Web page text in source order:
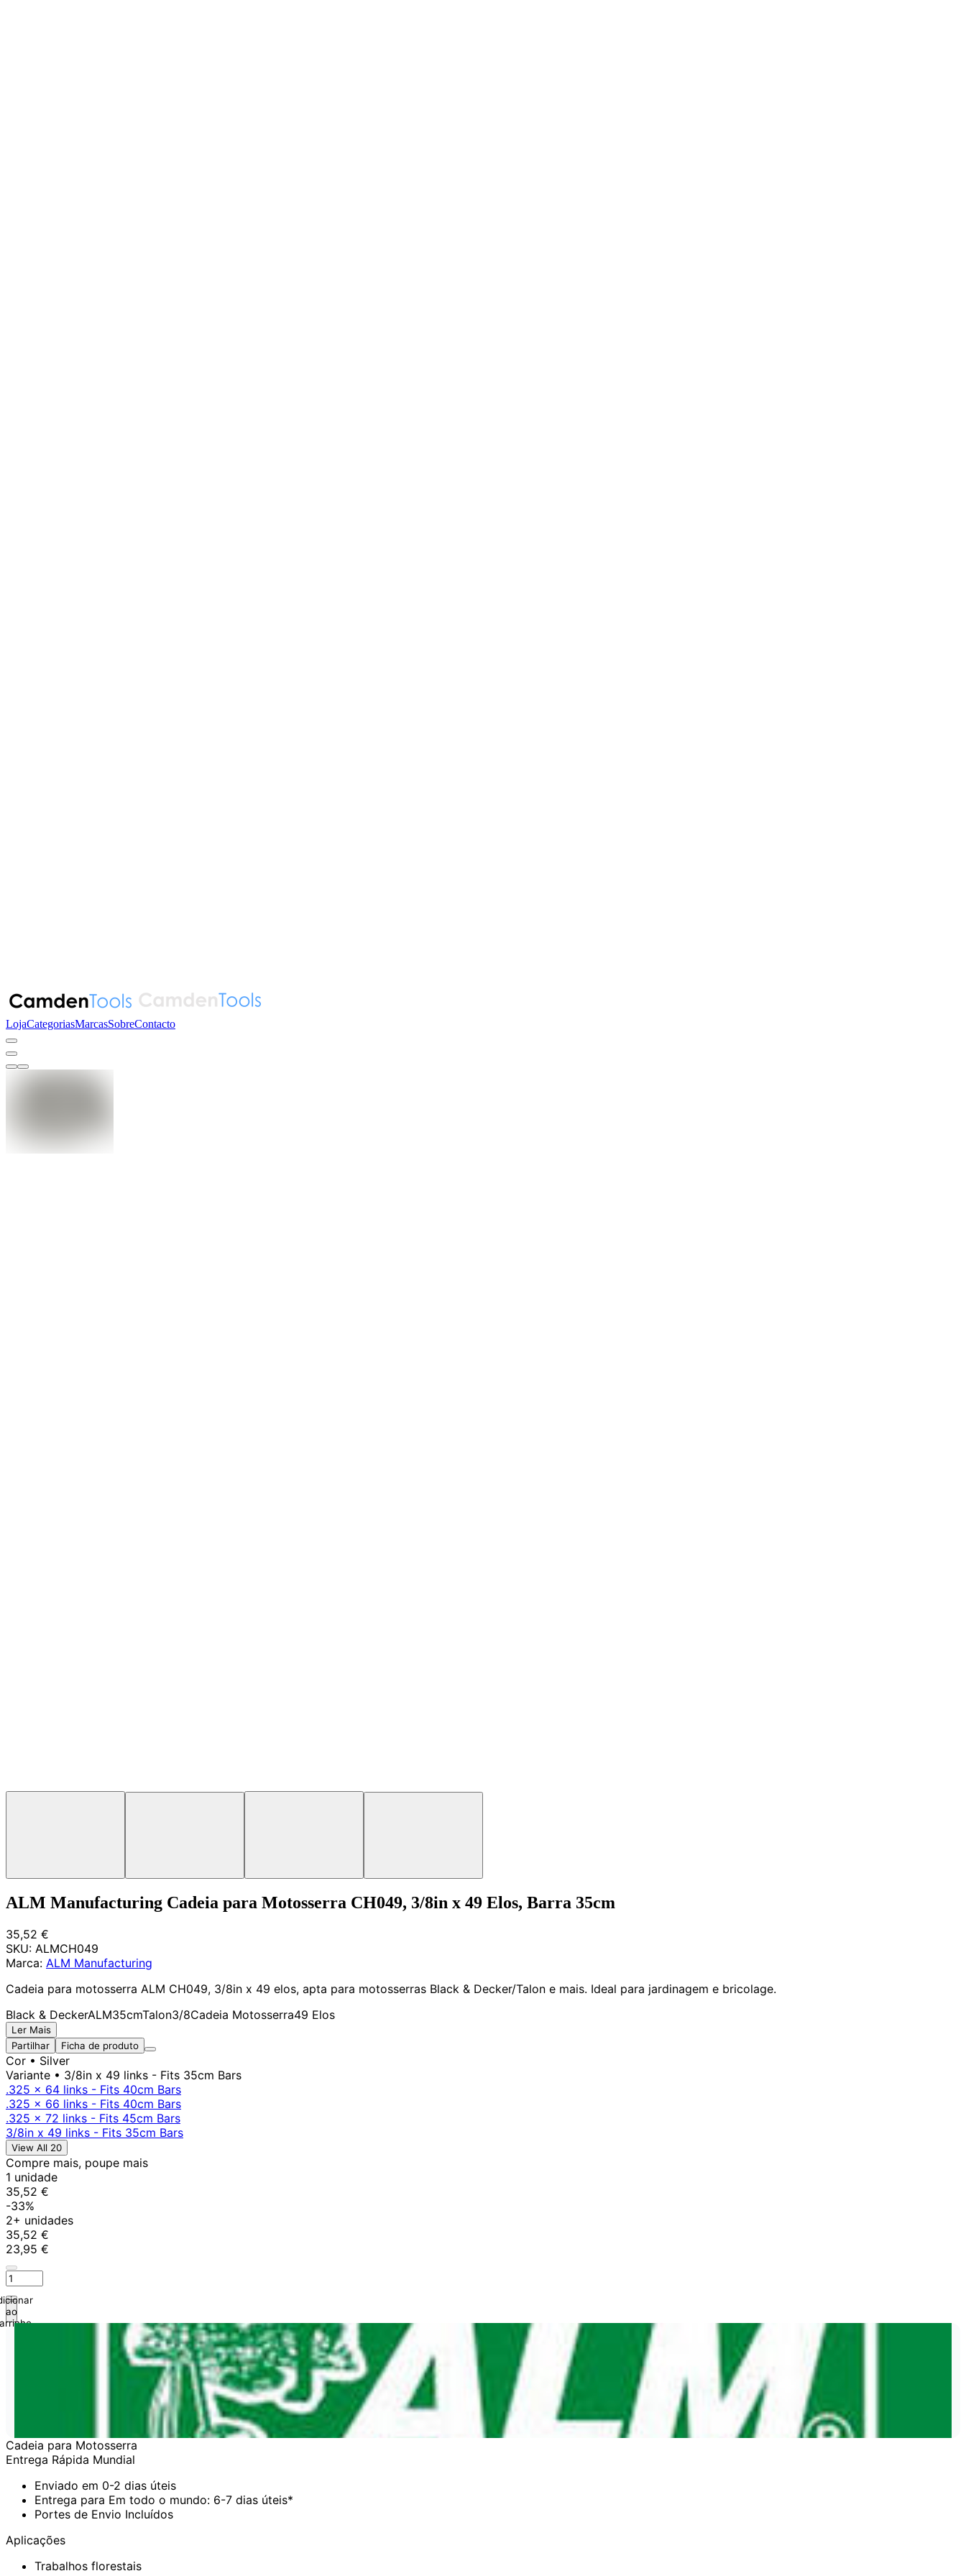
LojaCategoriasMarcasSobreContacto
ALM Manufacturing Cadeia para Motosserra CH049, 3/8in x 49 Elos, Barra 35cm
35,52 €
SKU: ALMCH049
Marca: ALM Manufacturing
Cadeia para motosserra ALM CH049, 3/8in x 49 elos, apta para motosserras Black & Decker/Talon e mais. Ideal para jardinagem e bricolage.
Black & DeckerALM35cmTalon3/8Cadeia Motosserra49 Elos
Ler Mais
Partilhar
Ficha de produto
Cor • Silver
Variante • 3/8in x 49 links - Fits 35cm Bars
.325 x 64 links - Fits 40cm Bars
.325 x 66 links - Fits 40cm Bars
.325 x 72 links - Fits 45cm Bars
3/8in x 49 links - Fits 35cm Bars
View All 20
Compre mais, poupe mais
1 unidade
35,52 €
-33%
2+ unidades
35,52 €
23,95 €
ao
Cadeia para Motosserra
Entrega Rápida Mundial
Enviado em 0-2 dias úteis
Entrega para Em todo o mundo: 6-7 dias úteis*
Portes de Envio Incluídos
Aplicações
Trabalhos florestais